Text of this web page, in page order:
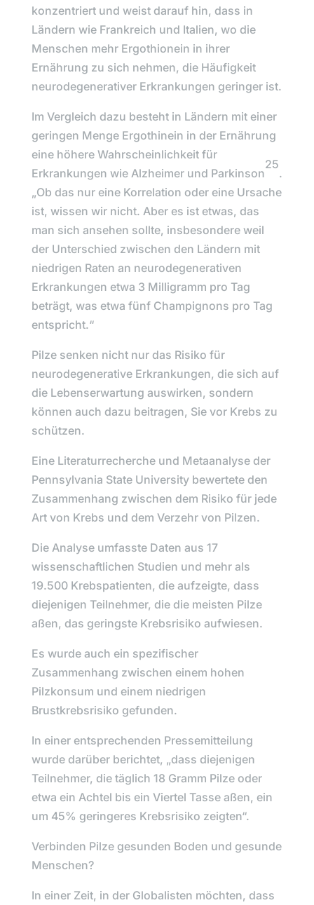
konzentriert und weist darauf hin, dass in
Ländern wie Frankreich und Italien, wo die
Menschen mehr Ergothionein in ihrer
Ernährung zu sich nehmen, die Häufigkeit
neurodegenerativer Erkrankungen geringer ist.
Im Vergleich dazu besteht in Ländern mit einer
geringen Menge Ergothinein in der Ernährung
eine höhere Wahrscheinlichkeit für
Erkrankungen wie Alzheimer und Parkinson
25
.
„Ob das nur eine Korrelation oder eine Ursache
ist, wissen wir nicht. Aber es ist etwas, das
man sich ansehen sollte, insbesondere weil
der Unterschied zwischen den Ländern mit
niedrigen Raten an neurodegenerativen
Erkrankungen etwa 3 Milligramm pro Tag
beträgt, was etwa fünf Champignons pro Tag
entspricht.“
Pilze senken nicht nur das Risiko für
neurodegenerative Erkrankungen, die sich auf
die Lebenserwartung auswirken, sondern
können auch dazu beitragen, Sie vor Krebs zu
schützen.
Eine Literaturrecherche und Metaanalyse der
Pennsylvania State Universitybewertete den
Zusammenhang zwischen dem Risiko für jede
Art von Krebs und dem Verzehr von Pilzen.
Die Analyse umfasste Daten aus 17
wissenschaftlichen Studien und mehr als
19.500 Krebspatienten, die aufzeigte, dass
diejenigen Teilnehmer, die die meisten Pilze
aßen, das geringste Krebsrisiko aufwiesen.
Es wurde auch ein spezifischer
Zusammenhang zwischen einem hohen
Pilzkonsum und einem niedrigen
Brustkrebsrisiko gefunden.
In einer entsprechenden Pressemitteilung
wurde darüber berichtet, „dass diejenigen
Teilnehmer, die täglich 18 Gramm Pilze oder
etwa ein Achtel bis ein Viertel Tasse aßen, ein
um 45% geringeres Krebsrisiko zeigten“.
Verbinden Pilze gesunden Boden und gesunde
Menschen?
In einer Zeit, in der Globalisten möchten, dass